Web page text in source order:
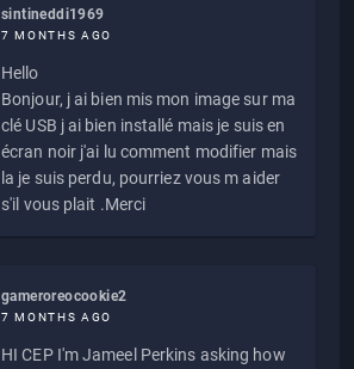
sintineddi1969
7 MONTHS AGO
Hello
Bonjour, j ai bien mis mon image sur ma
clé USB j ai bien installé mais je suis en
écran noir j'ai lu comment modifier mais
la je suis perdu, pourriez vous m aider
s'il vous plait .Merci
gameroreocookie2
7 MONTHS AGO
HI CEP I'm Jameel Perkins asking how